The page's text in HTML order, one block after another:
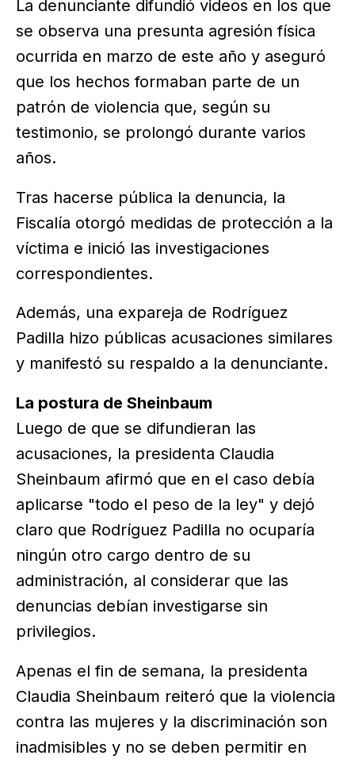
La denunciante difundió videos en los que
se observa una presunta agresión física
ocurrida en marzo de este año y aseguró
que los hechos formaban parte de un
patrón de violencia que, según su
testimonio, se prolongó durante varios
años.
Tras hacerse pública la denuncia, la
Fiscalía otorgó medidas de protección a la
víctima e inició las investigaciones
correspondientes.
Además, una expareja de Rodríguez
Padilla hizo públicas acusaciones similares
y manifestó su respaldo a la denunciante.
La postura de Sheinbaum
Luego de que se difundieran las
acusaciones, la presidenta Claudia
Sheinbaum afirmó que en el caso debía
aplicarse "todo el peso de la ley" y dejó
claro que Rodríguez Padilla no ocuparía
ningún otro cargo dentro de su
administración, al considerar que las
denuncias debían investigarse sin
privilegios.
Apenas el fin de semana, la presidenta
Claudia Sheinbaum reiteró que la violencia
contra las mujeres y la discriminación son
inadmisibles y no se deben permitir en